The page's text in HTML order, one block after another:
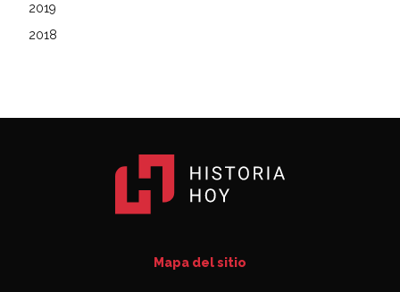
2019
2018
Mapa del sitio